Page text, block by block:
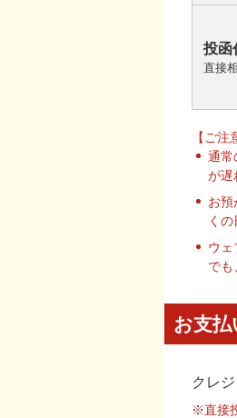
投函
直接
【ご注
通常
が遅
お預
く
ウェ
でも
お支
クレ
※直接